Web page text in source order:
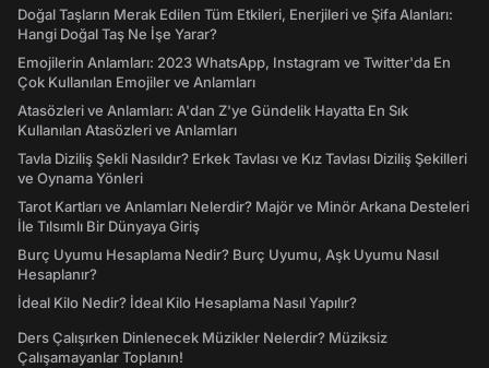
Doğal Taşların Merak Edilen Tüm Etkileri, Enerjileri ve Şifa Alanları:
Hangi Doğal Taş Ne İşe Yarar?
Emojilerin Anlamları: 2023 WhatsApp, Instagram ve Twitter'da En
Çok Kullanılan Emojiler ve Anlamları
Atasözleri ve Anlamları: A'dan Z'ye Gündelik Hayatta En Sık
Kullanılan Atasözleri ve Anlamları
Tavla Diziliş Şekli Nasıldır? Erkek Tavlası ve Kız Tavlası Diziliş Şekilleri
ve Oynama Yönleri
Tarot Kartları ve Anlamları Nelerdir? Majör ve Minör Arkana Desteleri
İle Tılsımlı Bir Dünyaya Giriş
Burç Uyumu Hesaplama Nedir? Burç Uyumu, Aşk Uyumu Nasıl
Hesaplanır?
İdeal Kilo Nedir? İdeal Kilo Hesaplama Nasıl Yapılır?
Ders Çalışırken Dinlenecek Müzikler Nelerdir? Müziksiz
Çalışamayanlar Toplanın!